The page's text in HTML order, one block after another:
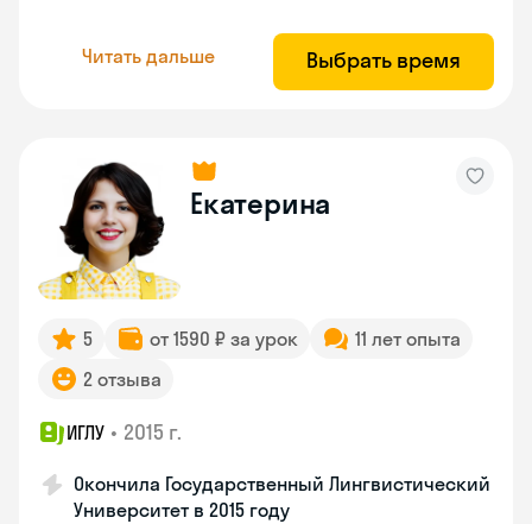
Читать дальше Выбрать время
Екатерина
5 от 1590 ₽ за урок
11 лет опыта
2 отзыва
ИГЛУ • 2015 г.
Окончила Государственный Лингвистический
Университет в 2015 году